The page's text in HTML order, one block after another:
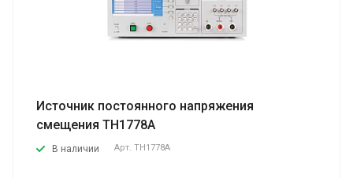
Источник постоянного напряжения
смещения TH1778A
В наличии Арт. TH1778A